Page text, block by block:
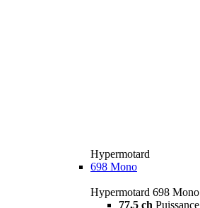
Hypermotard
698 Mono
Hypermotard 698 Mono
77,5 ch Puissance